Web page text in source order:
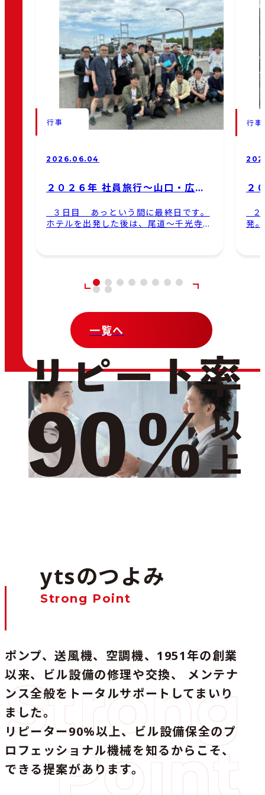
行事
2026.06.04
２０２６年 社員旅行～山口・広島
～ ３日目
３日目 あっという間に最終日です。
ホテルを出発した後は、尾道～千光寺公
行事
２
～
２
発
一覧へ
Strong
Point
ytsのつよみ
Strong Point
ポンプ、送風機、空調機、1951年の創業
以来、ビル設備の修理や交換、
メンテナ
ンス全般をトータルサポートしてまいり
ました。
リピーター90%以上、ビル設備保全のプ
ロフェッショナル機械を知るからこそ、
できる提案があります。